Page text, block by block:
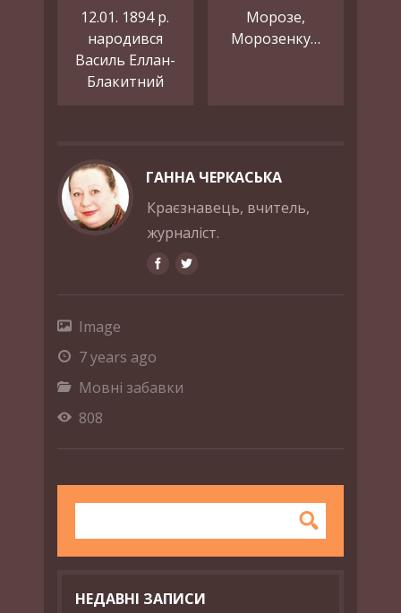
12.01. 1894 р.
народився
Василь Еллан-
Блакитний
Морозе,
Морозенку…
ГАННА ЧЕРКАСЬКА
Краєзнавець, вчитель,
журналіст.
Image
7 years ago
Мовні забавки
808
НЕДАВНІ ЗАПИСИ